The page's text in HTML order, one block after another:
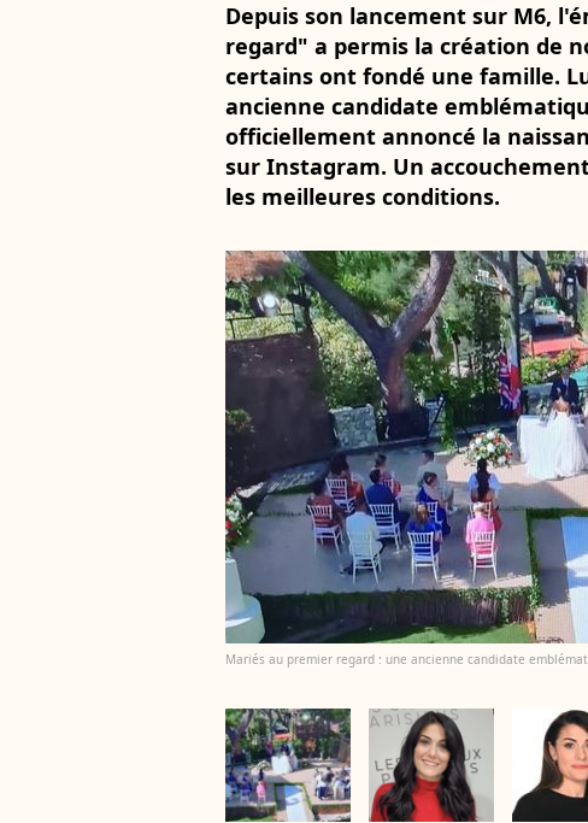
Depuis son lancement sur M6,
regard" a permis la création de
certains ont fondé une famille.
ancienne candidate
officiellement annoncé la
sur Instagram. Un
les meilleures conditions.
Mariés au premier regard : une ancienne candidate